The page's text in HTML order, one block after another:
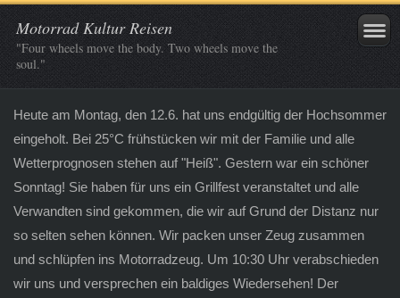
Motorrad Kultur Reisen
"Four wheels move the body. Two wheels move the
soul."
Heute am Montag, den 12.6. hat uns endgültig der Hochsommer
eingeholt. Bei 25°C frühstücken wir mit der Familie und alle
Wetterprognosen stehen auf "Heiß". Gestern war ein schöner
Sonntag! Sie haben für uns ein Grillfest veranstaltet und alle
Verwandten sind gekommen, die wir auf Grund der Distanz nur
so selten sehen können. Wir packen unser Zeug zusammen
und schlüpfen ins Motorradzeug. Um 10:30 Uhr verabschieden
wir uns und versprechen ein baldiges Wiedersehen! Der